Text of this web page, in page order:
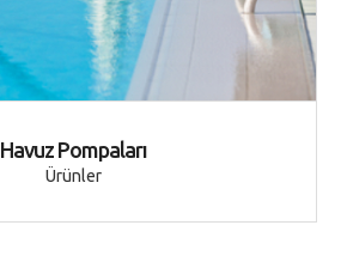
Havuz Pompaları
Ürünler